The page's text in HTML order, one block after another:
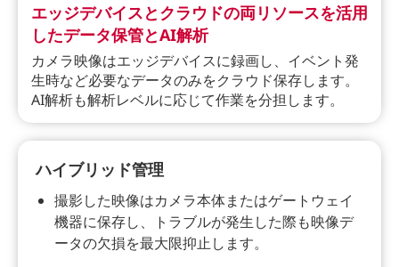
エッジデバイスとクラウドの両リソースを活用
したデータ保管とAI解析
カメラ映像はエッジデバイスに録画し、イベント発
生時など必要なデータのみをクラウド保存します。
AI解析も解析レベルに応じて作業を分担します。
ハイブリッド管理
撮影した映像はカメラ本体またはゲートウェイ
機器に保存し、トラブルが発生した際も映像デ
ータの欠損を最大限抑止します。